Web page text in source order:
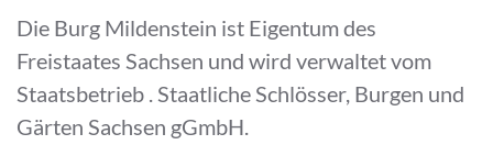
Die Burg Mildenstein ist Eigentum des
Freistaates Sachsen und wird verwaltet vom
Staatsbetrieb . Staatliche Schlösser, Burgen und
Gärten Sachsen gGmbH.